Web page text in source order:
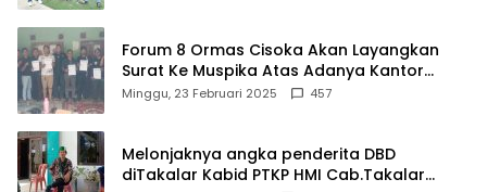
Forum 8 Ormas Cisoka Akan Layangkan
Surat Ke Muspika Atas Adanya Kantor
Matel di Cisoka
Minggu, 23 Februari 2025 457
Melonjaknya angka penderita DBD
diTakalar Kabid PTKP HMI Cab.Takalar